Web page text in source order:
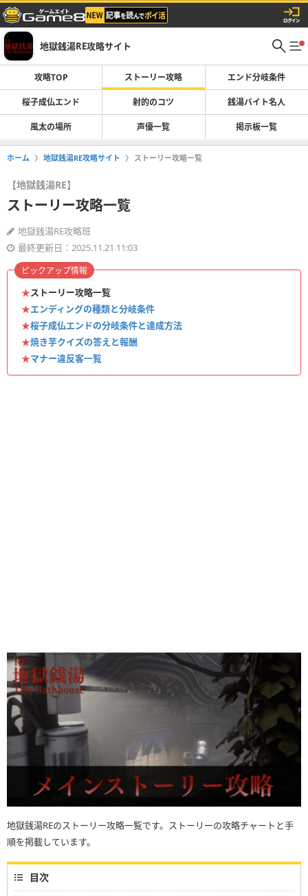
地獄銭湯RE攻略サイト
攻略TOP ストーリー攻略 エンド分岐条件
桜子成仏エンド 射的のコツ 銭湯バイト名人
風太の場所 声優一覧 掲示板一覧
ホーム 地獄銭湯RE攻略サイト ストーリー攻略一覧
【地獄銭湯RE】
ストーリー攻略一覧
地獄銭湯RE攻略班
最終更新日：2025.11.21 11:03
★ストーリー攻略一覧
★エンディングの種類と分岐条件
★桜子成仏エンドの分岐条件と達成方法
★焼き芋クイズの答えと報酬
★マナー違反客一覧
ピックアップ情報
地獄銭湯REのストーリー攻略一覧です。ストーリーの攻略チャートと手
順を掲載しています。
目次